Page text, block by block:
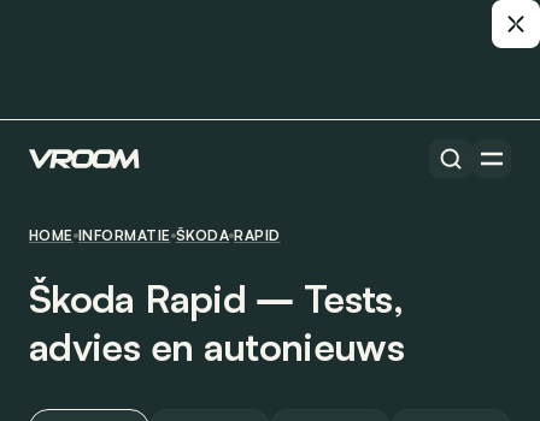
HOME INFORMATIE ŠKODA RAPID
Škoda Rapid ― Tests,
advies en autonieuws